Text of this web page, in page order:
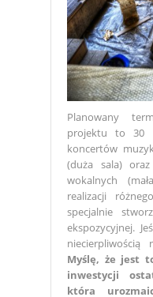
Planowany
projektu to 30
koncertów
(duża sala)
wokalnych
realizacji
specjalnie
ekspozycyjnej.
niecierpliwością
Myślę, że jest
inwestycji
która